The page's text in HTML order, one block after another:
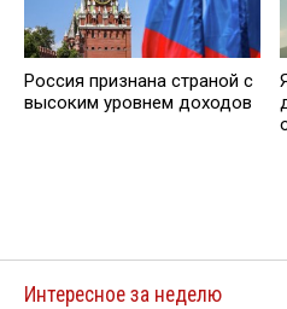
Россия признана страной с
высоким уровнем доходов
Интересное за неделю